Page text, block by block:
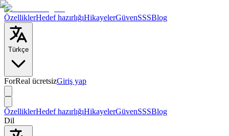
ÖzelliklerHedef hazırlığıHikayelerGüvenSSSBlog
Türkçe
ForReal ücretsizGiriş yap
ÖzelliklerHedef hazırlığıHikayelerGüvenSSSBlog
Dil